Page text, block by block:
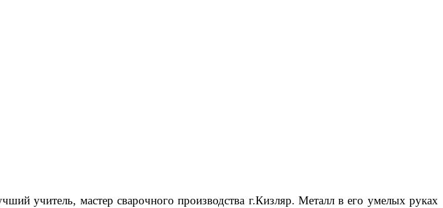
учитель, мастер сварочного производства г.Кизляр. Металл в его умелых руках